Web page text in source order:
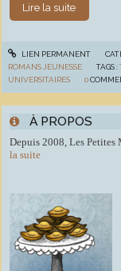
À PROPOS
Depuis 2008, Les Petites
la suite
Lire la suite
LIEN PERMANENT
ROMANS JEUNESSE
TAGS :
UNIVERSITAIRES
0